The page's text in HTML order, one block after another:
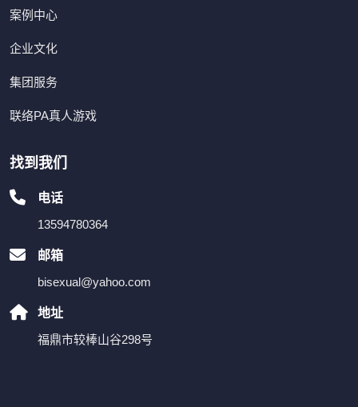
案例中心
企业文化
集团服务
联络PA真人游戏
找到我们
电话
13594780364
邮箱
bisexual@yahoo.com
地址
福鼎市较棒山谷298号